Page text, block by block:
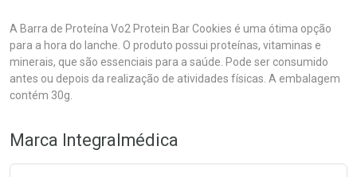
A Barra de Proteína Vo2 Protein Bar Cookies é uma ótima opção
para a hora do lanche. O produto possui proteínas, vitaminas e
minerais, que são essenciais para a saúde. Pode ser consumido
antes ou depois da realização de atividades físicas. A embalagem
contém 30g.
Marca Integralmédica